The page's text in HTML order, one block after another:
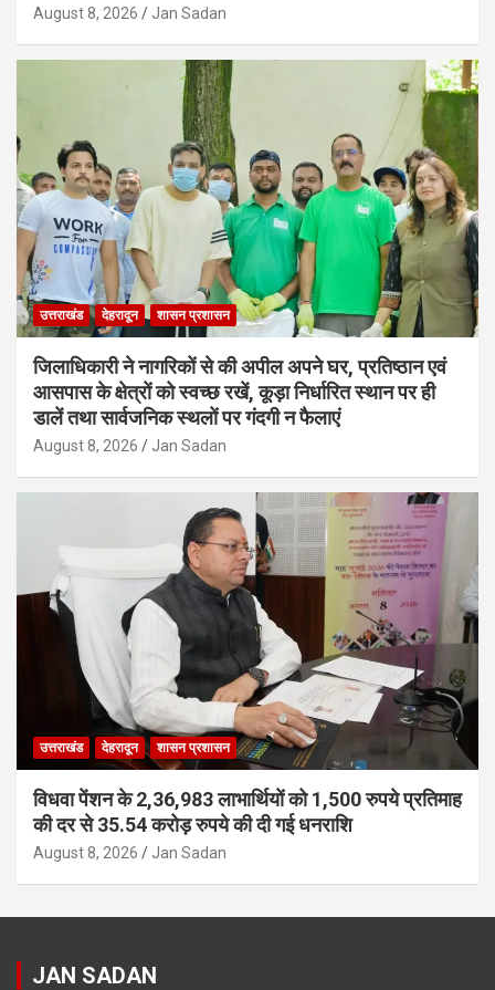
August 8, 2026 Jan Sadan
उत्तराखंड देहरादून शासन प्रशासन
जिलाधिकारी ने नागरिकों से की अपील अपने घर, प्रतिष्ठान एवं
आसपास के क्षेत्रों को स्वच्छ रखें, कूड़ा निर्धारित स्थान पर ही
डालें तथा सार्वजनिक स्थलों पर गंदगी न फैलाएं
August 8, 2026 Jan Sadan
उत्तराखंड देहरादून शासन प्रशासन
विधवा पेंशन के 2,36,983 लाभार्थियों को 1,500 रुपये प्रतिमाह
की दर से 35.54 करोड़ रुपये की दी गई धनराशि
August 8, 2026 Jan Sadan
JAN SADAN